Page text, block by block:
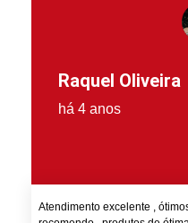
Raquel Oliveira
há 4 anos
Atendimento excelente ,